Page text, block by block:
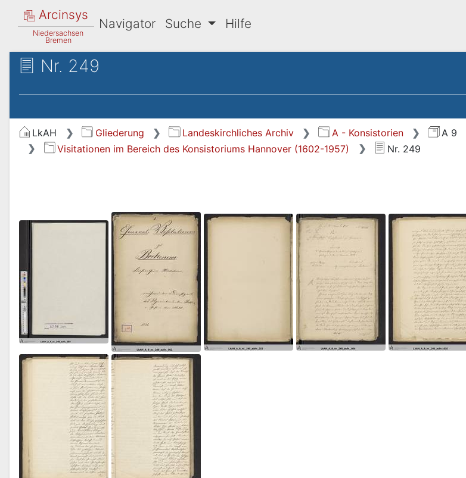
Arcinsys
Niedersachsen
Bremen
Navigator Suche Hilfe
Nr. 249
LkAH Gliederung Landeskirchliches Archiv A - Konsistorien A 9
Visitationen im Bereich des Konsistoriums Hannover (1602-1957)
Nr. 249